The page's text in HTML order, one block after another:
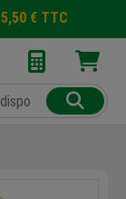
5,50 € TTC